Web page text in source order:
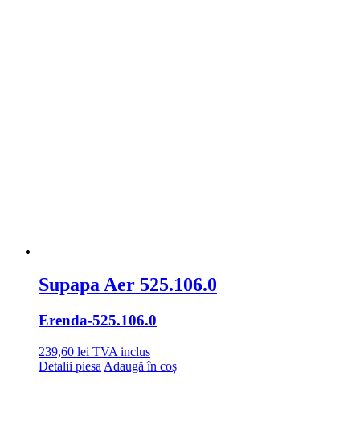
Supapa Aer 525.106.0
Erenda-525.106.0
239,60 lei TVA inclus
Detalii piesa Adaugă în coș